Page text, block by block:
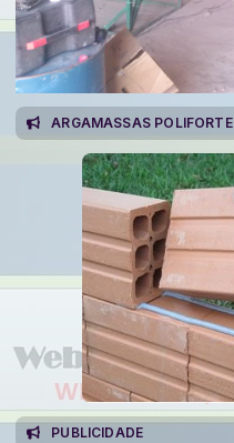
ARGAMASSAS POLIFORTE
PUBLICIDADE